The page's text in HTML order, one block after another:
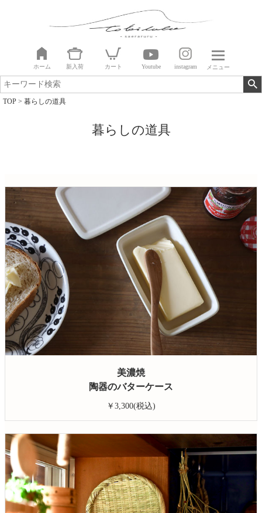
ホーム 新入荷 カート Youtube instagram メニュー
TOP 暮らしの道具
暮らしの道具
美濃焼
陶器のバターケース
￥3,300(税込)